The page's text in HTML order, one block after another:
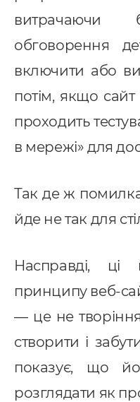
Послуги
CRM
CRM
маркетинг
обговорення
включити або
потім, якщо сайт
проходить
в мережі» для
Так де ж
йде не так для
Насправді,
принципу веб-
— це не
створити і
показує, що
розглядати як